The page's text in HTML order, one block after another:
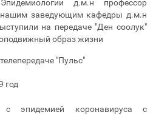
д.м.н профессор
заведующим кафедры д.м.н
на передаче "Ден соолук"
образ жизни
"Пульс"
год
эпидемией коронавируса с